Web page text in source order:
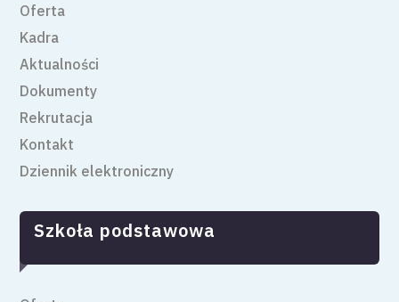
Oferta
Kadra
Aktualności
Dokumenty
Rekrutacja
Kontakt
Dziennik elektroniczny
Szkoła podstawowa